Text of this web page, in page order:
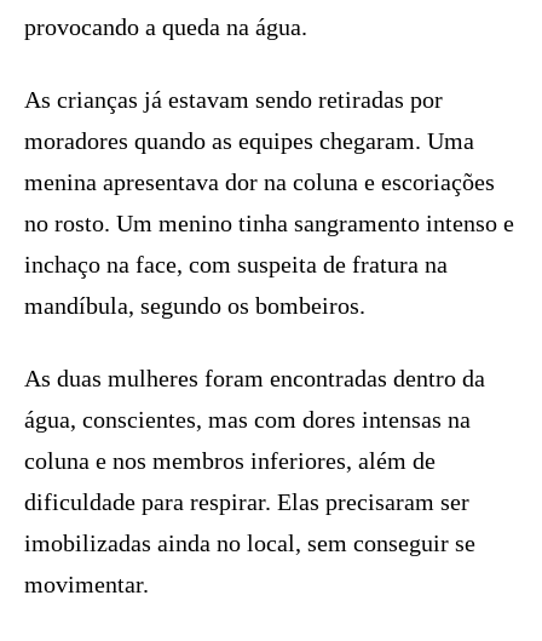
provocando a queda na água.
As crianças já estavam sendo retiradas por
moradores quando as equipes chegaram. Uma
menina apresentava dor na coluna e escoriações
no rosto. Um menino tinha sangramento intenso e
inchaço na face, com suspeita de fratura na
mandíbula, segundo os bombeiros.
As duas mulheres foram encontradas dentro da
água, conscientes, mas com dores intensas na
coluna e nos membros inferiores, além de
dificuldade para respirar. Elas precisaram ser
imobilizadas ainda no local, sem conseguir se
movimentar.